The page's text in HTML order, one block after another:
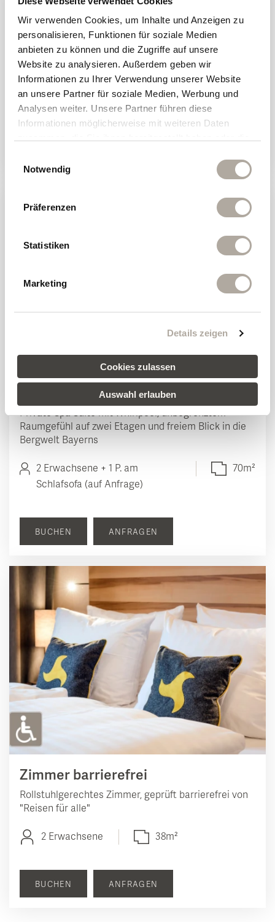
Wir verwenden Cookies, um Inhalte und Anzeigen zu
personalisieren, Funktionen für soziale Medien
anbieten zu können und die Zugriffe auf unsere
Website zu analysieren. Außerdem geben wir
Informationen zu Ihrer Verwendung unserer Website
an unsere Partner für soziale Medien, Werbung und
Analysen weiter. Unsere Partner führen diese
Informationen möglicherweise mit weiteren Daten
haben.
Notwendig
Präferenzen
Statistiken
Marketing
Details zeigen
Cookies zulassen
Auswahl erlauben
Zirben Suite
Ein Einzelstück voller Wärme und Behaglichkeit im
Traditionshaus
Schlafsofa (auf Anfrage)
Spa Loft Suite
Private Spa Suite mit Whirlpool, unbegrenztem
Raumgefühl auf zwei Etagen und freiem Blick in die
Bergwelt Bayerns
2 Erwachsene + 1 P. am
Schlafsofa (auf Anfrage)
70m²
BUCHEN ANFRAGEN
Zimmer barrierefrei
Rollstuhlgerechtes Zimmer, geprüft barrierefrei von
"Reisen für alle"
2 Erwachsene 38m²
BUCHEN ANFRAGEN